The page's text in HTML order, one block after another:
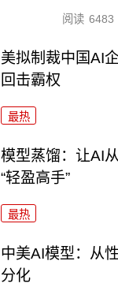
阅读 6483
美拟制裁中国AI
回击霸权
最热
模型蒸馏：让AI
“轻盈高手”
最热
中美AI模型：从
分化